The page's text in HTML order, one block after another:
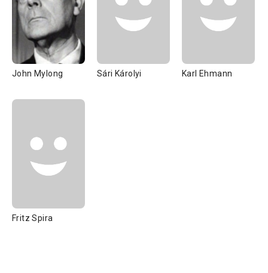
John Mylong Sári Károlyi Karl Ehmann
Fritz Spira